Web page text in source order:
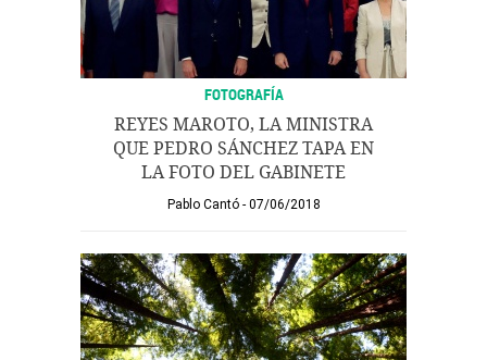
FOTOGRAFÍA
REYES MAROTO, LA MINISTRA
QUE PEDRO SÁNCHEZ TAPA EN
LA FOTO DEL GABINETE
Pablo Cantó 07/06/2018